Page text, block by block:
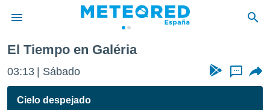
de
por
El Tiempo en Galéria
03:13 Sábado ...
Cielo despejado